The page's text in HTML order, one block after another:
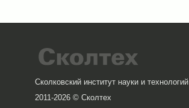
Сколковский институт науки и технологий
2011-2026 © Сколтех